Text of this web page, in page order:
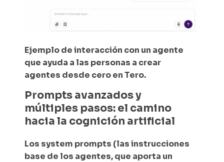
Ejemplo de interacción con un agente
que ayuda a las personas a crear
agentes desde cero en Tero.
Prompts avanzados y
múltiples pasos: el camino
hacia la cognición artificial
Los system prompts (las instrucciones
base de los agentes, que aporta un